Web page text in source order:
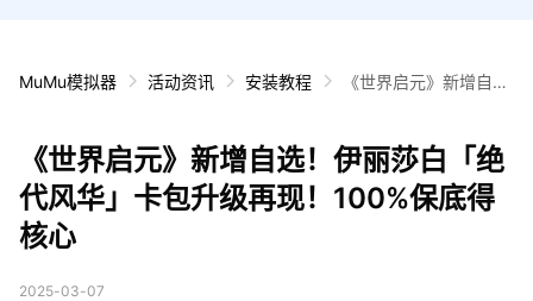
MuMu模拟器 活动资讯 安装教程
《世界启元》新增自
0%保底得核心
《世界启元》新增自选！伊丽莎白「绝
代风华」卡包升级再现！100%保底得
核心
2025-03-07